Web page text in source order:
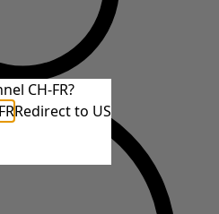
CH-FR?
Redirect to US